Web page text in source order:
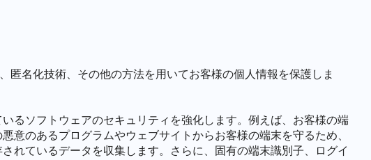
匿名化技術、その他の方法を用いてお客様の個人情報を保護しま
るソフトウェアのセキュリティを強化します。例えば、お客様の端
意のあるプログラムやウェブサイトからお客様の端末を守るため、
れているデータを収集します。さらに、固有の端末識別子、ログイ